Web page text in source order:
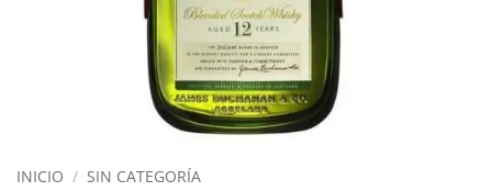
INICIO / SIN CATEGORÍA